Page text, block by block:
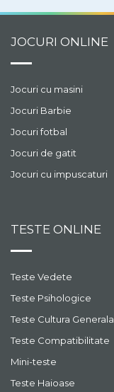
JOCURI ONLINE
Jocuri cu masini
Jocuri Barbie
Jocuri fotbal
Jocuri de gatit
Jocuri cu impuscaturi
TESTE ONLINE
Teste Vedete
Teste Psihologice
Teste Cultura Generala
Teste Compatibilitate
Mini-teste
Teste Haioase